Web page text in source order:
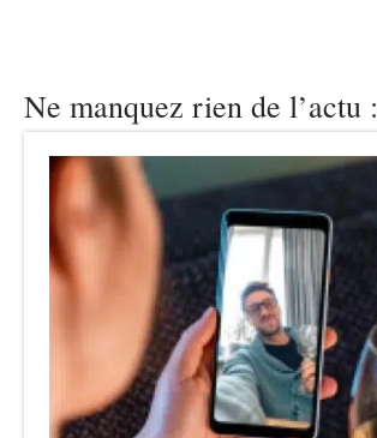
Ne manquez rien de l’actu :